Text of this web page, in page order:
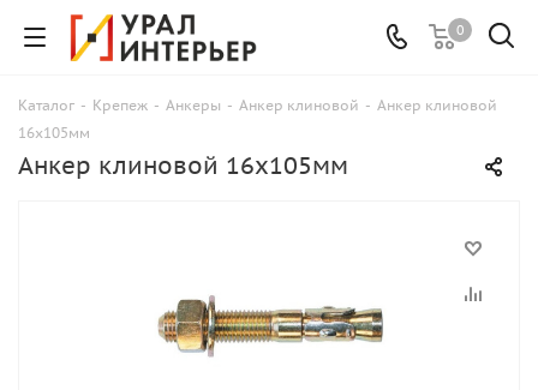
0
Каталог - Крепеж - Анкеры - Анкер клиновой - Анкер клиновой
16х105мм
Анкер клиновой 16х105мм